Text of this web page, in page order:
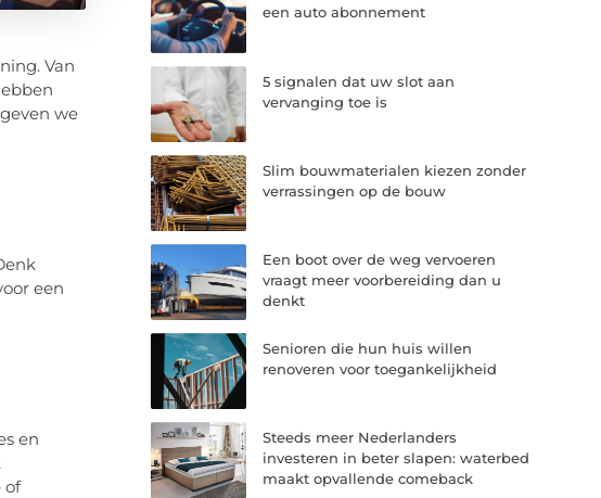
Van
we
een
en
of
een auto abonnement
5 signalen dat uw slot aan
vervanging toe is
Slim bouwmaterialen kiezen zonder
verrassingen op de bouw
Een boot over de weg vervoeren
vraagt meer voorbereiding dan u
denkt
Senioren die hun huis willen
renoveren voor toegankelijkheid
Steeds meer Nederlanders
investeren in beter slapen: waterbed
maakt opvallende comeback